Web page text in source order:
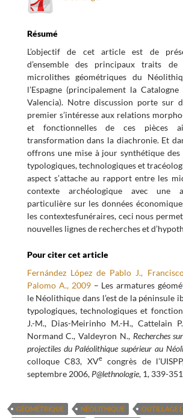
Résumé
L’objectif de cet article est de
d’ensemble des principaux traits de
microlithes géométriques du
l’Espagne (principalement la
Valencia). Notre discussion porte sur
premier s’intéresse aux relations
et fonctionnelles de ces pièces
transformation dans la diachronie. Et
offrons une mise à jour synthétique des
typologiques, technologiques et
aspect s’attache au rapport entre les
contexte archéologique avec une
particulière sur les données
les contextesfunéraires, ceci nous
nouvelles lignes de recherches et
Pour citer cet article
Fernández López de Pablo J.,
Palomo A., 2009 – Les armatures
le Néolithique dans l’est de la péninsule
typologiques, technologiques et
J.-M., Dias-Meirinho M.-H., Cattelain
Normand C., Valdeyron N., Recherches
projectiles du Paléolithique supérieur au
colloque C83, XVecongrès de
septembre 2006, P@lethnologie, 1, 339-
GÉOMÉTRIQUE NÉOLITHIQUE
OUTILLAGE